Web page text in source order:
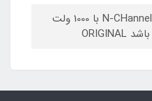
STW11NK100Z یک ماسفت N-CHannel با 1000 ولت